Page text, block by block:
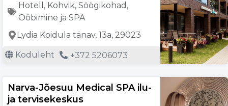
Hotell , Kohvik, Söögikohad ,
Ööbimine ja SPA
Lydia Koidula tänav, 13a, 29023
Koduleht +372 5206073
Narva-Jõesuu Medical SPA ilu-
ja tervisekeskus